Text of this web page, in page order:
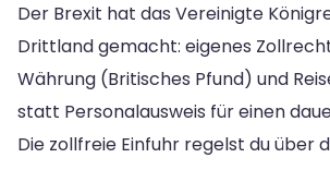
Der Brexit hat das Vereinigte
Drittland gemacht: eigenes
Währung (Britisches Pfund) und
statt Personalausweis für einen
Die zollfreie Einfuhr regelst du über